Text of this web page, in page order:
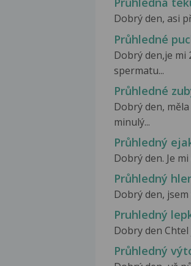
Dobrý den, asi
Průhledné
Dobrý den,je mi
spermatu...
Průhledné
Dobrý den,
minulý...
Průhledný
Dobrý den. Je
Průhledný
Dobrý den,
Pruhledný
Dobry den
Průhledný